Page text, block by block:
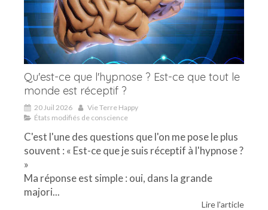
Qu'est-ce que l'hypnose ? Est-ce que tout le
monde est réceptif ?
20 Juil 2026
Vie Terre Happy
États modifiés de conscience
C'est l'une des questions que l'on me pose le plus
souvent : « Est-ce que je suis réceptif à l'hypnose ?
»
Ma réponse est simple : oui, dans la grande
majori...
Lire l'article